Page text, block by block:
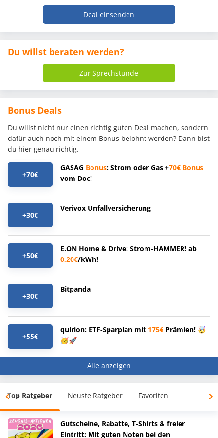
Deal einsenden
Du willst beraten werden?
Zur Sprechstunde
Bonus Deals
Du willst nicht nur einen richtig guten Deal machen, sondern
dafür auch noch mit einem Bonus belohnt werden? Dann bist
du hier genau richtig.
+70€
GASAG Bonus: Strom oder Gas +70€ Bonus
vom Doc!
+30€
Verivox Unfallversicherung
+50€
E.ON Home & Drive: Strom-HAMMER! ab
0,20€/kWh!
+30€
Bitpanda
+55€
quirion: ETF-Sparplan mit 175€ Prämien! 🤯
🥳🚀
Alle anzeigen
Top Ratgeber Neuste Ratgeber Favoriten
Gutscheine, Rabatte, T-Shirts & freier
Eintritt: Mit guten Noten bei den